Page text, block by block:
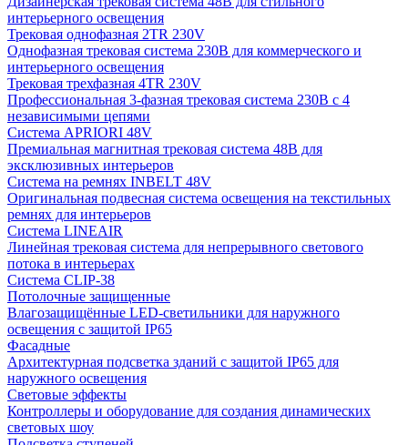
интерьерного освещения
Трековая однофазная 2TR 230V
Однофазная трековая система 230В для коммерческого и
интерьерного освещения
Трековая трехфазная 4TR 230V
Профессиональная 3-фазная трековая система 230В с 4
независимыми цепями
Система APRIORI 48V
Премиальная магнитная трековая система 48В для
эксклюзивных интерьеров
Система на ремнях INBELT 48V
Оригинальная подвесная система освещения на текстильных
ремнях для интерьеров
Система LINEAIR
Линейная трековая система для непрерывного светового
потока в интерьерах
Система CLIP-38
Потолочные защищенные
Влагозащищённые LED-светильники для наружного
освещения с защитой IP65
Фасадные
Архитектурная подсветка зданий с защитой IP65 для
наружного освещения
Световые эффекты
Контроллеры и оборудование для создания динамических
световых шоу